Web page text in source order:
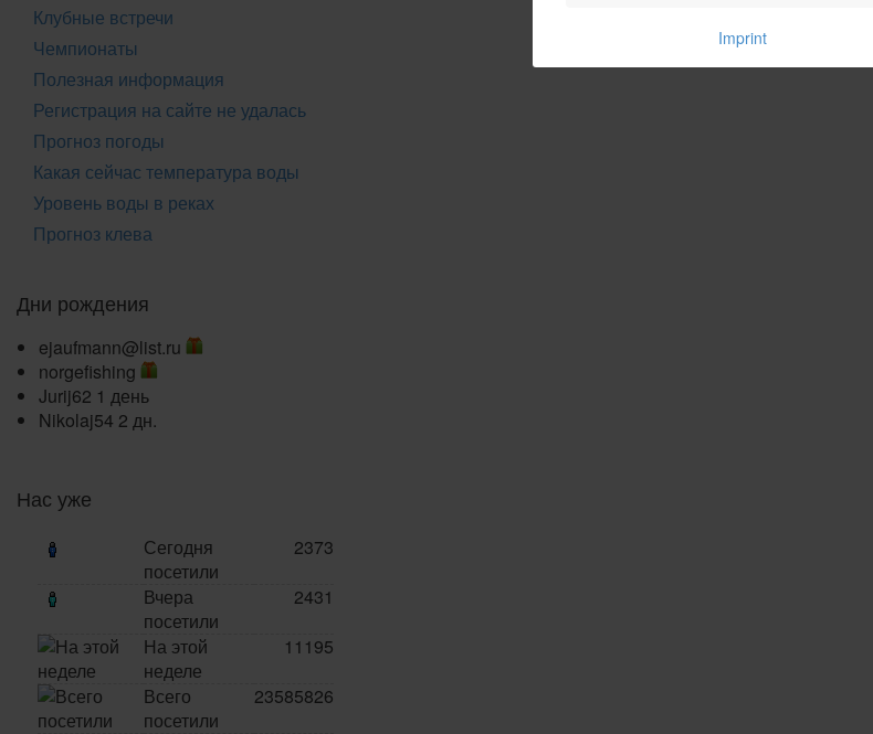
Клубные встречи
Чемпионаты
Полезная информация
Регистрация на сайте не удалась
Прогноз погоды
Какая сейчас температура воды
Уровень воды в реках
Прогноз клева
Дни рождения
ejaufmann@list.ru
norgefishing
Jurij62 1 день
Nikolaj54 2 дн.
Нас уже
Сегодня
посетили
2373
Вчера
посетили
2431
На этой
неделе
11195
Всего
посетили
23585826
Imprint